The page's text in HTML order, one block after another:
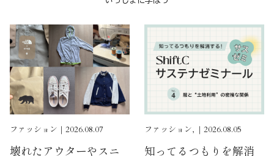
ファッション｜2026.08.07
壊れたアウターやスニ
ファッション, ｜2026.08.05
知ってるつもりを解消